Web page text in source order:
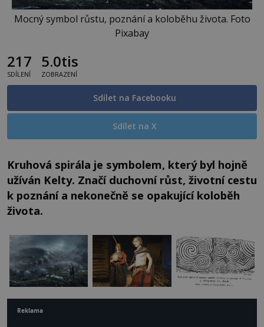
Mocný symbol růstu, poznání a koloběhu života. Foto
Pixabay
217
SDÍLENÍ
5.0tis
ZOBRAZENÍ
Sdílet na Facebooku
Sdílet na X
Kruhová spirála je symbolem, který byl hojně
užíván Kelty. Značí duchovní růst, životní cestu
k poznání a nekonečně se opakující koloběh
života.
Reklama